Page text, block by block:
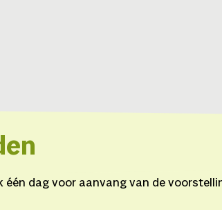
één dag voor aanvang van de